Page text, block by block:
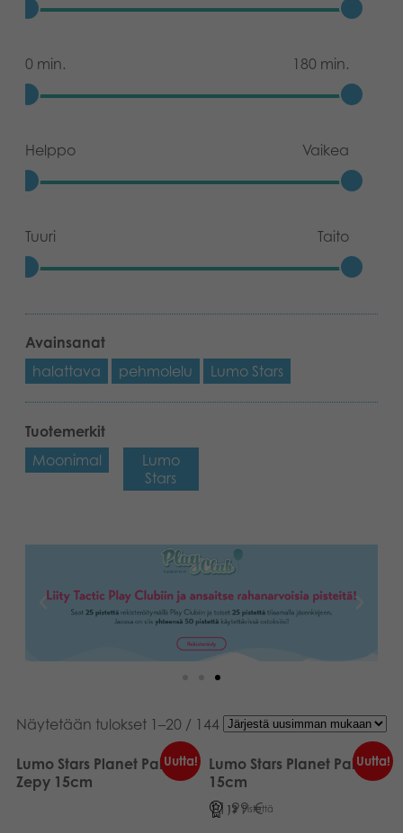
0 min. 180 min.
Helppo Vaikea
Tuuri Taito
Avainsanat
halattava
pehmolelu Lumo Stars
Tuotemerkit
Moonimal
Lumo
Stars
Näytetään tulokset 1–20 / 144
Uutta!
Lumo Stars Planet Pals
Zepy 15cm
Uutta!
Lumo Stars Planet Pals Tiki
15cm
11,99€
12 Pistettä